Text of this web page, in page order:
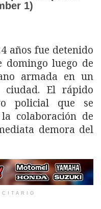
años fue detenido
domingo luego de
armada en un
ciudad. El rápido
policial que se
colaboración de
demora del